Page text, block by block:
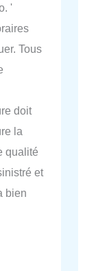
'
Tous
doit
la
qualité
et
bien